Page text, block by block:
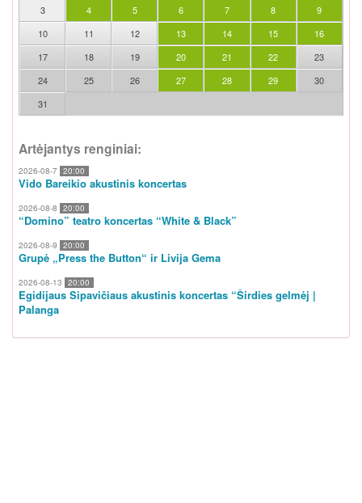
3 4 5 6 7 8
9
10
11 12 13 14 15
16
17
18 19 20 21 22
23
24
25 26 27 28 29
30
31
Artėjantys renginiai:
2026-08-7 20:00
Vido Bareikio akustinis koncertas
2026-08-8 20:00
“Domino” teatro koncertas “White & Black”
2026-08-9 20:00
Grupė „Press the Button“ ir Livija Gema
2026-08-13 20:00
Egidijaus Sipavičiaus akustinis koncertas “Širdies gelmėj |
Palanga